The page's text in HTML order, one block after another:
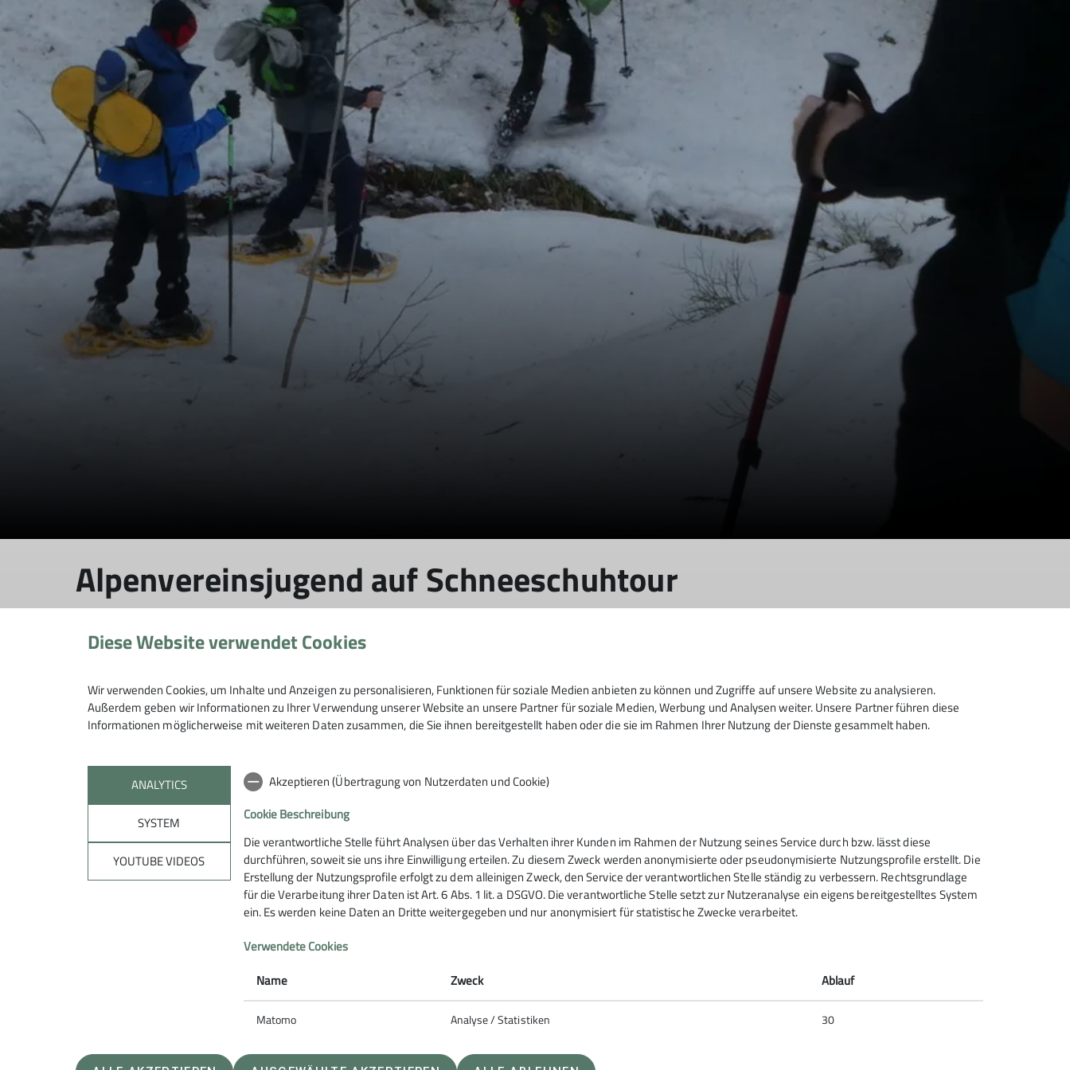
Alpenvereinsjugend auf Schneeschuhtour
Schneeschuhwanderung Jugend 1 im Schwarzwald
Jugend Jugend 1
Die Jugendgruppe der Bezirksgruppe Hechingen des Deutschen Alpenvereins verbrachte zweieinhalb Tage über das vergangene Wochenende im
Südschwarzwald. Ausgangspunkt war die Jugendherberge Titisee-Neustadt Veltishof. Sehr gespannt fuhr die Gruppe am Samstagmorgen mit dem Bus
auf den Feldberg mit der Erwartung, hier auf mehr Schnee zu treffen. Während im Tal selbst kein Schnee lag, zeigte sich auf der Fahrt zum
Feldbergpass, dass sich die Schneegrenze bis fast auf Passhöhe zurückgezogen hatte. Selbst im Skigebiet am Feldberg zeigten sich doch einige
schneefreie Passagen. Eigentlich hätte es der Schneehöhe bedingt keine Schneeschuhe gebraucht, auf dem Weg vom Feldbergpass zum Herzogenhorn
und zurück war es aber doch einfacher, auch abseits der Skipisten und Winterwanderwege voranzukommen.
© DAV Hechingen
dem Aussichtsberg gut die umliegenden Berge betrachten. Das Leistungszentrum lud
die Gruppe dann noch auf dem Rückweg ein, bei einer heißen Schokolade die Kräfte
nochmals zu stärken. Die unmittelbare Nähe zum Galaxy Erlebnis-Rutschenbad
brachte am Abend in der Gruppe die einstimmige Entscheidung, den letzten Tag auf
den Rutschen im Erlebnisbad Galaxy zu verbringen.
Diese Website verwendet Cookies
Wir verwenden Cookies, um Inhalte und Anzeigen zu personalisieren, Funktionen für soziale Medien anbieten zu können und Zugriffe auf unsere Website zu analysieren.
Außerdem geben wir Informationen zu Ihrer Verwendung unserer Website an unsere Partner für soziale Medien, Werbung und Analysen weiter. Unsere Partner führen diese
Informationen möglicherweise mit weiteren Daten zusammen, die Sie ihnen bereitgestellt haben oder die sie im Rahmen Ihrer Nutzung der Dienste gesammelt haben.
ANALYTICS
SYSTEM
YOUTUBE VIDEOS
Akzeptieren (Übertragung von Nutzerdaten und Cookie)
Cookie Beschreibung
Die verantwortliche Stelle führt Analysen über das Verhalten ihrer Kunden im Rahmen der Nutzung seines Service durch bzw. lässt diese
durchführen, soweit sie uns ihre Einwilligung erteilen. Zu diesem Zweck werden anonymisierte oder pseudonymisierte Nutzungsprofile erstellt. Die
Erstellung der Nutzungsprofile erfolgt zu dem alleinigen Zweck, den Service der verantwortlichen Stelle ständig zu verbessern. Rechtsgrundlage
für die Verarbeitung ihrer Daten ist Art. 6 Abs. 1 lit. a DSGVO. Die verantwortliche Stelle setzt zur Nutzeranalyse ein eigens bereitgestelltes System
ein. Es werden keine Daten an Dritte weitergegeben und nur anonymisiert für statistische Zwecke verarbeitet.
Verwendete Cookies
Name
Zweck Ablauf
Matomo Analyse / Statistiken 30